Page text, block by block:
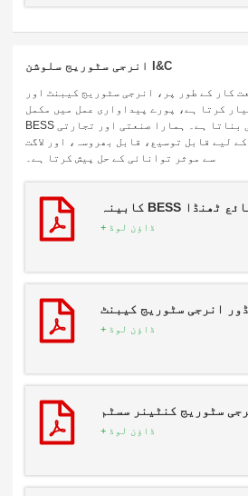
I&C انرجی سٹوریج سلوشن
کار کے طور پر، انرجی سٹوریج کیبنٹ اور
کرتا ہے، پورے پیداواری عمل میں مکمل
کوالٹی کنٹرول کو یقینی بناتا ہے۔ ہمارا صنعتی اور تجارتی BESS
لیے قابل توسیع، قابل بھروسہ، اور لاگت
سے موثر توانائی کے حل پیش کرتا ہے۔
ڈاؤن لوڈ +
ڈاؤن لوڈ +
ڈاؤن لوڈ +